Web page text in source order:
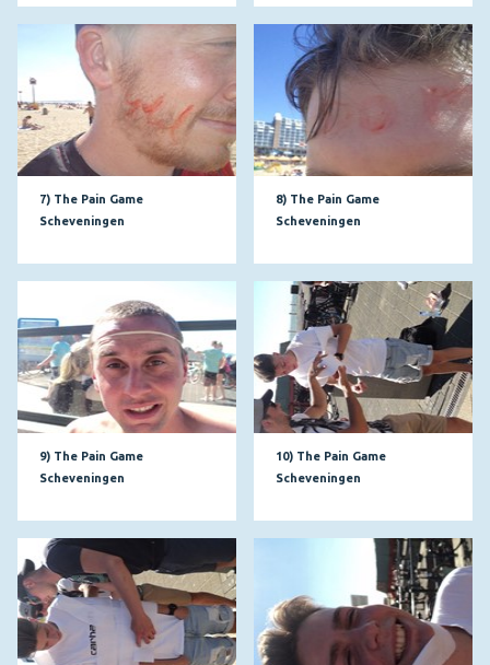
7) The Pain Game
Scheveningen
8) The Pain Game
Scheveningen
9) The Pain Game
Scheveningen
10) The Pain Game
Scheveningen